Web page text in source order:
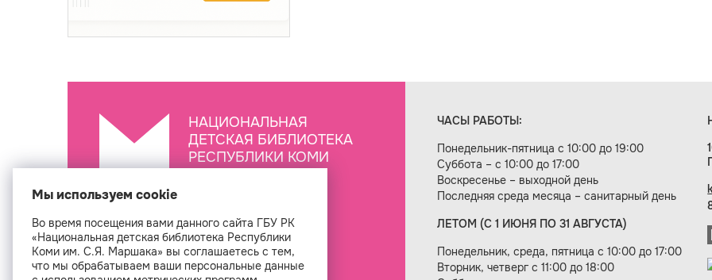
НАЦИОНАЛЬНАЯ
ДЕТСКАЯ БИБЛИОТЕКА
РЕСПУБЛИКИ КОМИ
ЧАСЫ РАБОТЫ:
Понедельник-пятница с 10:00 до 19:00
Суббота – с 10:00 до 17:00
Воскресенье – выходной день
Последняя среда месяца – санитарный день
ЛЕТОМ (С 1 ИЮНЯ ПО 31 АВГУСТА)
Понедельник, среда, пятница с 10:00 до 17:00
Вторник, четверг с 11:00 до 18:00
Создание сайта — веб-студия «Цифровой век»
Мы используем cookie
Во время посещения вами данного сайта ГБУ РК
«Национальная детская библиотека Республики
Коми им. С.Я. Маршака» вы соглашаетесь с тем,
что мы обрабатываем ваши персональные данные